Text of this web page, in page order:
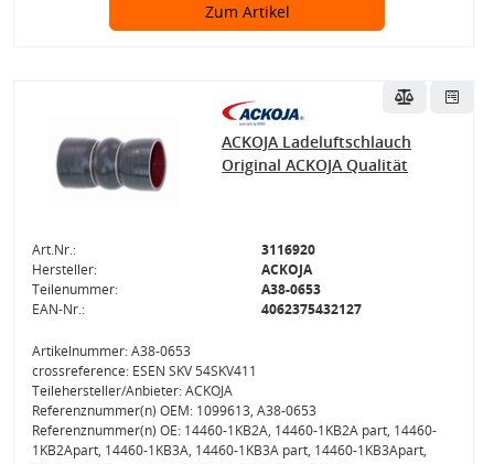
Zum Artikel
ACKOJA Ladeluftschlauch
Original ACKOJA Qualität
Art.Nr.:
3116920
Hersteller:
ACKOJA
Teilenummer:
A38-0653
EAN-Nr.:
4062375432127
Artikelnummer: A38-0653
crossreference: ESEN SKV 54SKV411
Teilehersteller/Anbieter: ACKOJA
Referenznummer(n) OEM: 1099613, A38-0653
Referenznummer(n) OE: 14460-1KB2A, 14460-1KB2A part, 14460-
1KB2Apart, 14460-1KB3A, 14460-1KB3A part, 14460-1KB3Apart,